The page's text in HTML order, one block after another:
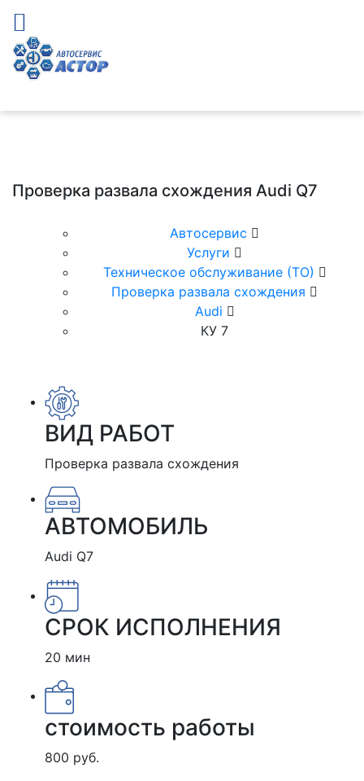
Проверка развала схождения Audi Q7
Автосервис
Услуги
Техническое обслуживание (ТО)
Проверка развала схождения
Audi
КУ 7
ВИД РАБОТ
Проверка развала схождения
АВТОМОБИЛЬ
Audi Q7
СРОК ИСПОЛНЕНИЯ
20 мин
стоимость работы
800 руб.